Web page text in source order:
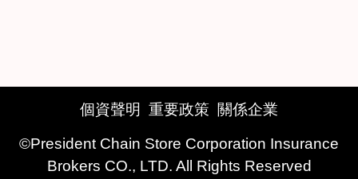
個資聲明 重要政策 關係企業
©President Chain Store Corporation Insurance
Brokers CO., LTD. All Rights Reserved